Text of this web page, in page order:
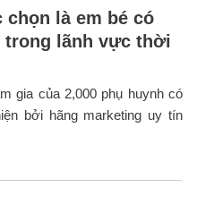
chọn là em bé có
trong lãnh vực thời
gia của 2,000 phụ huynh có
bởi hãng marketing uy tín